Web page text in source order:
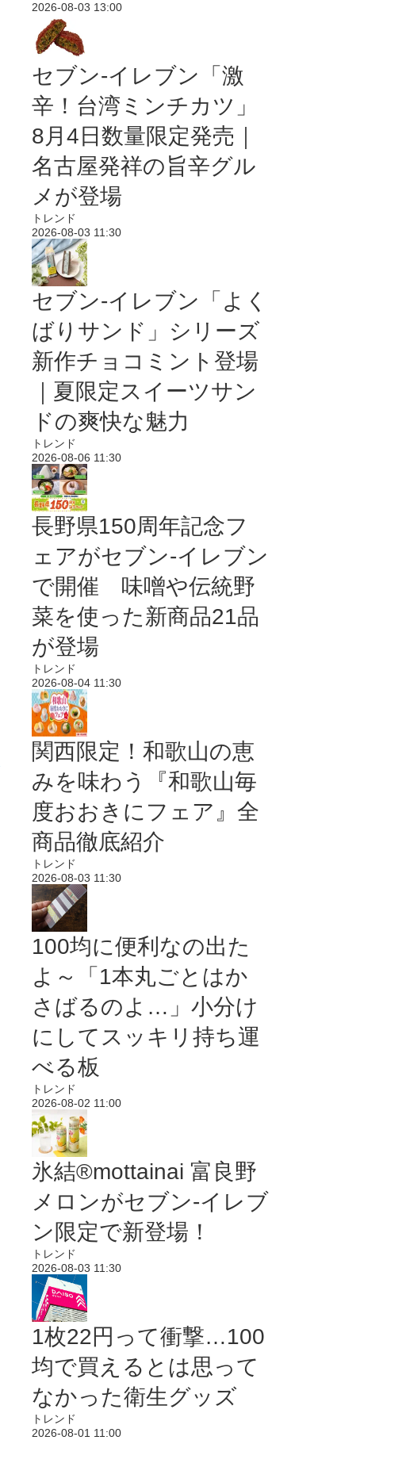
2026-08-03 13:00
セブン-イレブン「激
辛！台湾ミンチカツ」
8月4日数量限定発売｜
名古屋発祥の旨辛グル
メが登場
トレンド
2026-08-03 11:30
セブン‐イレブン「よく
ばりサンド」シリーズ
新作チョコミント登場
｜夏限定スイーツサン
ドの爽快な魅力
トレンド
2026-08-06 11:30
長野県150周年記念フ
ェアがセブン-イレブン
で開催 味噌や伝統野
菜を使った新商品21品
が登場
トレンド
2026-08-04 11:30
関西限定！和歌山の恵
みを味わう『和歌山毎
度おおきにフェア』全
商品徹底紹介
トレンド
2026-08-03 11:30
100均に便利なの出た
よ～「1本丸ごとはか
さばるのよ…」小分け
にしてスッキリ持ち運
べる板
トレンド
2026-08-02 11:00
氷結®mottainai 富良野
メロンがセブン‐イレブ
ン限定で新登場！
トレンド
2026-08-03 11:30
1枚22円って衝撃…100
均で買えるとは思って
なかった衛生グッズ
トレンド
2026-08-01 11:00